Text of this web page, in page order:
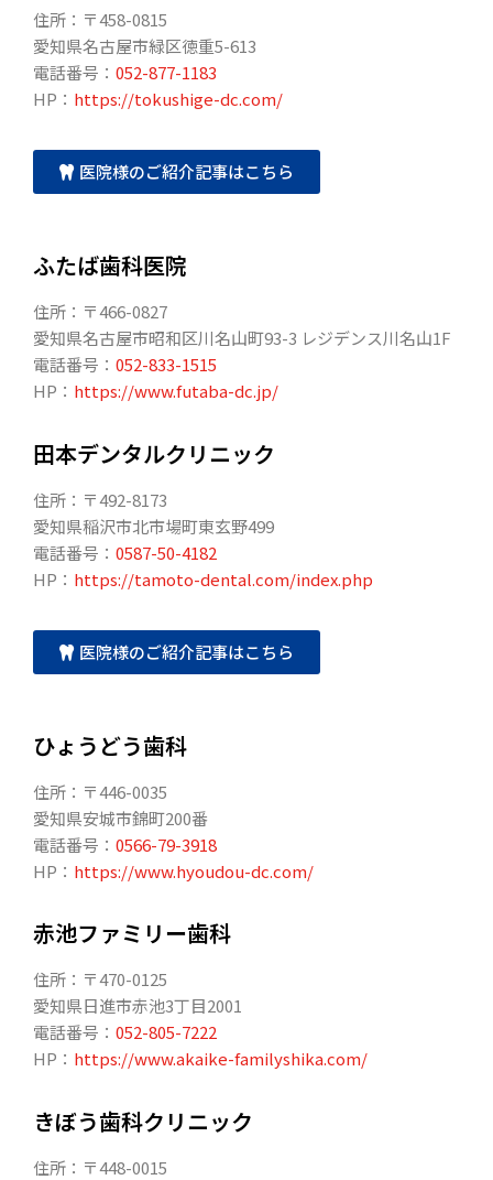
住所：〒458-0815
愛知県名古屋市緑区徳重5-613
電話番号： 052-877-1183
HP： https://tokushige-dc.com/
医院様のご紹介記事はこちら
ふたば歯科医院
住所：〒466-0827
愛知県名古屋市昭和区川名山町93-3 レジデンス川名山1F
電話番号： 052-833-1515
HP： https://www.futaba-dc.jp/
田本デンタルクリニック
住所：〒492-8173
愛知県稲沢市北市場町東玄野499
電話番号： 0587-50-4182
HP： https://tamoto-dental.com/index.php
医院様のご紹介記事はこちら
ひょうどう歯科
住所：〒446-0035
愛知県安城市錦町200番
電話番号： 0566-79-3918
HP： https://www.hyoudou-dc.com/
赤池ファミリー歯科
住所：〒470-0125
愛知県日進市赤池3丁目2001
電話番号： 052-805-7222
HP： https://www.akaike-familyshika.com/
きぼう歯科クリニック
住所：〒448-0015